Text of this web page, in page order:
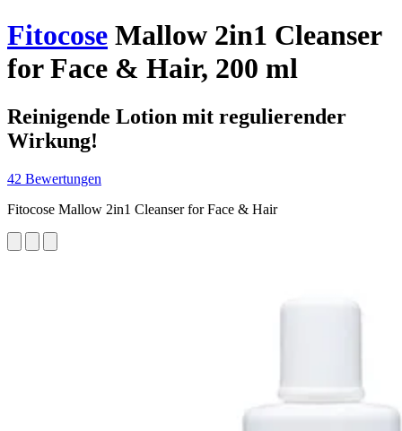
Fitocose Mallow 2in1 Cleanser
for Face & Hair, 200 ml
Reinigende Lotion mit regulierender
Wirkung!
42 Bewertungen
Fitocose Mallow 2in1 Cleanser for Face & Hair